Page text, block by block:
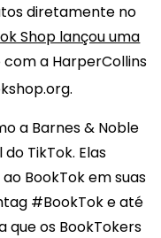
diretamente no
Shop lançou uma
a HarperCollins
a Barnes & Noble
TikTok. Elas
BookTok em suas
#BookTok e até
os BookTokers